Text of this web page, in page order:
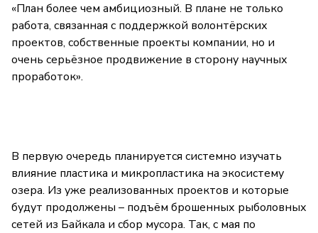
«План более чем амбициозный. В плане не только
работа, связанная с поддержкой волонтёрских
проектов, собственные проекты компании, но и
очень серьёзное продвижение в сторону научных
проработок».
В первую очередь планируется системно изучать
влияние пластика и микропластика на экосистему
озера. Из уже реализованных проектов и которые
будут продолжены – подъём брошенных рыболовных
сетей из Байкала и сбор мусора. Так, с мая по